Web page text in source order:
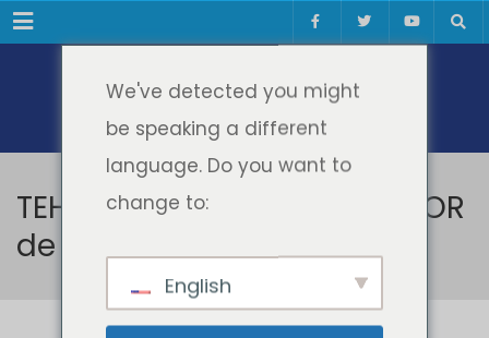
Meniul
TEHNOLOGIA CONSTRUCȚIILOR
de MAȘINI
We've detected you might
be speaking a different
language. Do you want to
change to:
English